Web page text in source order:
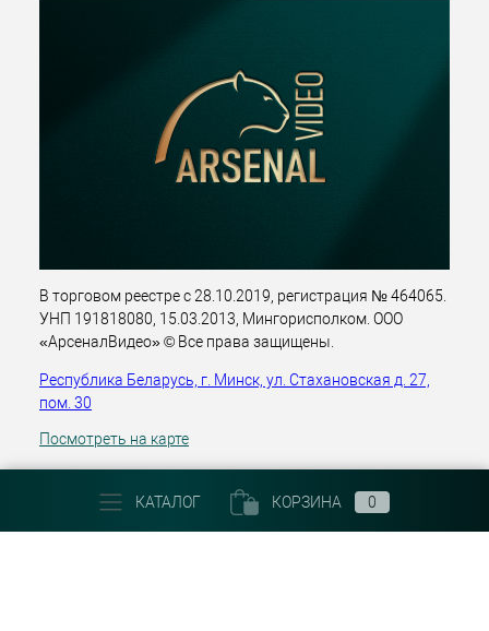
В торговом реестре с 28.10.2019, регистрация № 464065.
УНП 191818080, 15.03.2013, Мингорисполком. ООО
«АрсеналВидео» © Все права защищены.
Республика Беларусь, г. Минск, ул. Стахановская д. 27,
пом. 30
Посмотреть на карте
+375 (29) 303 22 30
КАТАЛОГ КОРЗИНА 0